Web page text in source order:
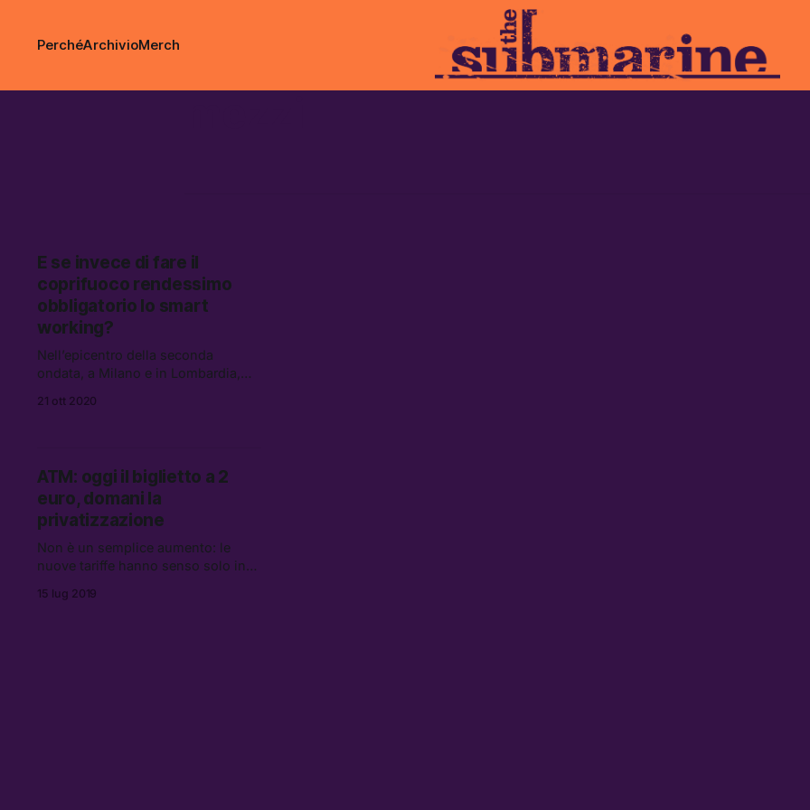
PerchéArchivioMerch
E se invece di fare il
coprifuoco rendessimo
obbligatorio lo smart
working?
Nell’epicentro della seconda
ondata, a Milano e in Lombardia,
tranquillamente lavorare da casa
21 ott 2020
ATM: oggi il biglietto a 2
euro, domani la
privatizzazione
Non è un semplice aumento: le
nuove tariffe hanno senso solo in
privatizzazione dei mezzi pubblici
15 lug 2019